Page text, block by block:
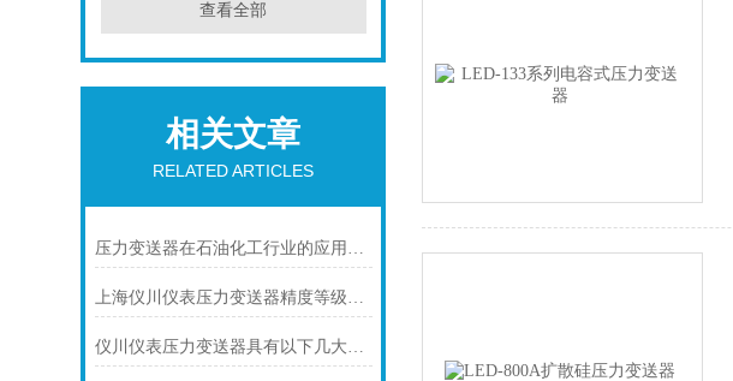
查看全部
相关文章
RELATED ARTICLES
压力变送器在石油化工行业的应用说明
上海仪川仪表压力变送器精度等级的划分方法
仪川仪表压力变送器具有以下几大技术特点